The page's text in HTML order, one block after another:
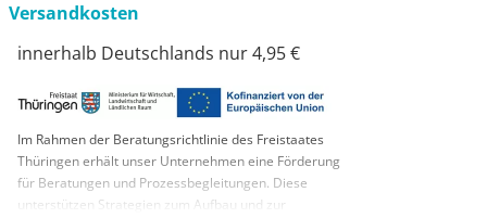
Versandkosten
innerhalb Deutschlands nur 4,95 €
Im Rahmen der Beratungsrichtlinie des Freistaates
Thüringen erhält unser Unternehmen eine Förderung
für Beratungen und Prozessbegleitungen. Diese
unterstützen Strategien zum Aufbau und zur